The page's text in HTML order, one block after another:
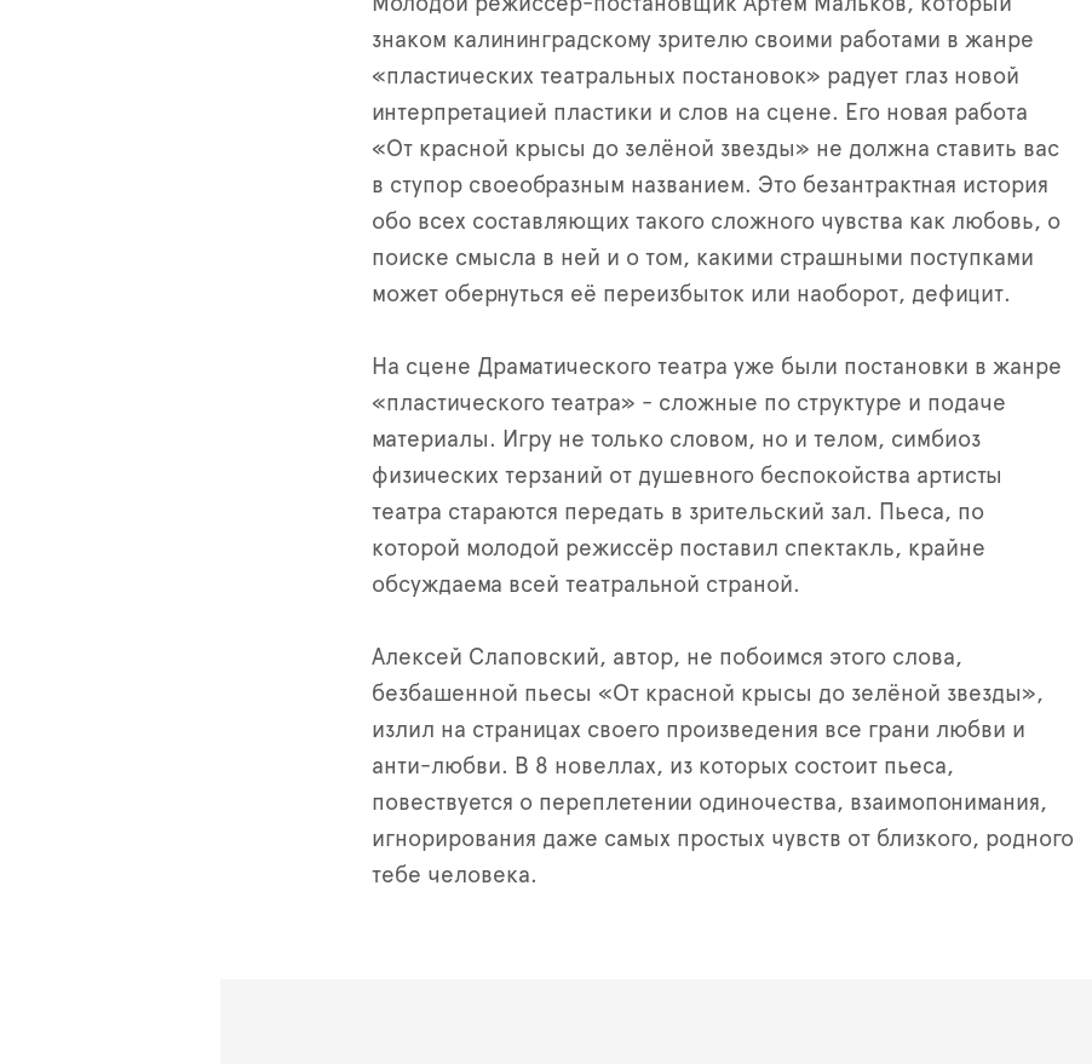
Молодой режиссёр-постановщик Артём Мальков, который
знаком калининградскому зрителю своими работами в жанре
«пластических театральных постановок» радует глаз новой
интерпретацией пластики и слов на сцене. Его новая работа
«От красной крысы до зелёной звезды» не должна ставить вас
в ступор своеобразным названием. Это безантрактная история
обо всех составляющих такого сложного чувства как любовь, о
поиске смысла в ней и о том, какими страшными поступками
может обернуться её переизбыток или наоборот, дефицит.
На сцене Драматического театра уже были постановки в жанре
«пластического театра» - сложные по структуре и подаче
материалы. Игру не только словом, но и телом, симбиоз
физических терзаний от душевного беспокойства артисты
театра стараются передать в зрительский зал. Пьеса, по
которой молодой режиссёр поставил спектакль, крайне
обсуждаема всей театральной страной.
Алексей Слаповский, автор, не побоимся этого слова,
безбашенной пьесы «От красной крысы до зелёной звезды»,
излил на страницах своего произведения все грани любви и
анти-любви. В 8 новеллах, из которых состоит пьеса,
повествуется о переплетении одиночества, взаимопонимания,
игнорирования даже самых простых чувств от близкого, родного
тебе человека.